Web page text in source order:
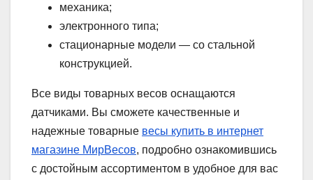
механика;
электронного типа;
стационарные модели — со стальной
конструкцией.
Все виды товарных весов оснащаются
датчиками. Вы сможете качественные и
надежные товарные весы купить в интернет
магазине МирВесов, подробно ознакомившись
с достойным ассортиментом в удобное для вас